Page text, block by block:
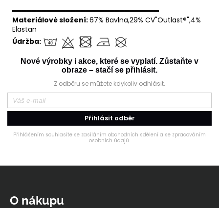
══════════════════════════════
Materiálové složení:67% Bavlna,29% CV"Outlast®",4%
Elastan
Údržba:
Nové výrobky i akce, které se vyplatí. Zůstaňte v
obraze – stačí se přihlásit.
Z odběru se můžete kdykoliv odhlásit.
Přihlásit odběr
Přihlášením souhlasíte se zasíláním obchodních sdělení a se zpracováním
osobních údajů.
O nákupu